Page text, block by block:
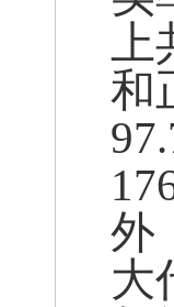
和
外
大